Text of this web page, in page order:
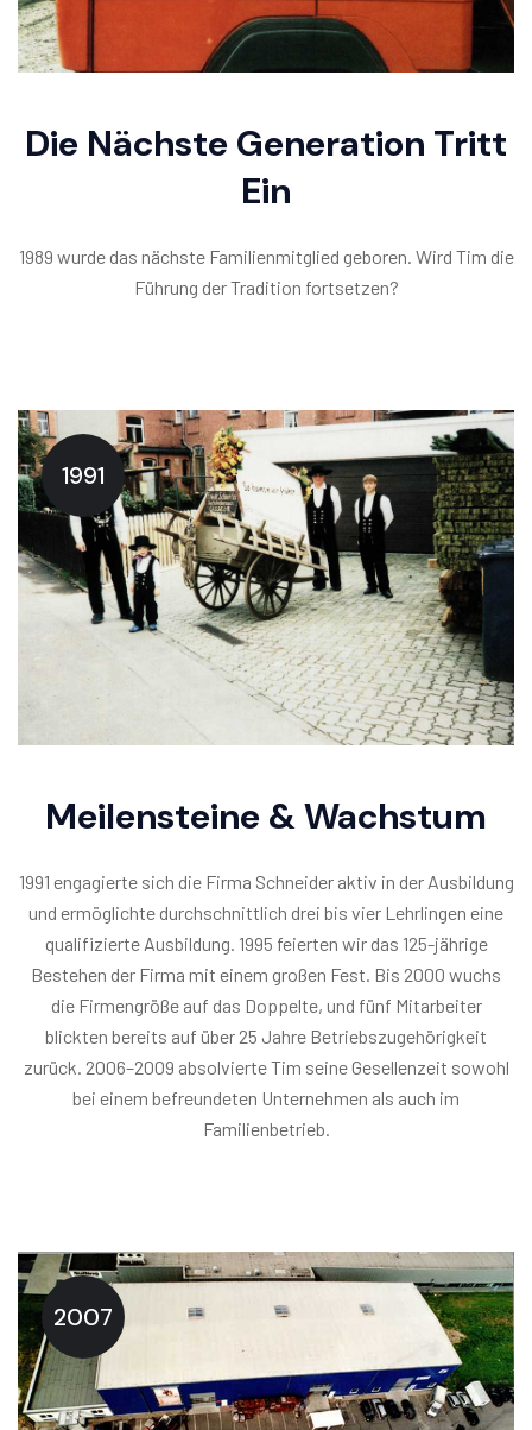
Die Nächste Generation Tritt
Ein
1989 wurde das nächste Familienmitglied geboren. Wird Tim die
Führung der Tradition fortsetzen?
1991
Meilensteine & Wachstum
1991 engagierte sich die Firma Schneider aktiv in der Ausbildung
und ermöglichte durchschnittlich drei bis vier Lehrlingen eine
qualifizierte Ausbildung. 1995 feierten wir das 125-jährige
Bestehen der Firma mit einem großen Fest. Bis 2000 wuchs
die Firmengröße auf das Doppelte, und fünf Mitarbeiter
blickten bereits auf über 25 Jahre Betriebszugehörigkeit
zurück. 2006–2009 absolvierte Tim seine Gesellenzeit sowohl
bei einem befreundeten Unternehmen als auch im
Familienbetrieb.
2007